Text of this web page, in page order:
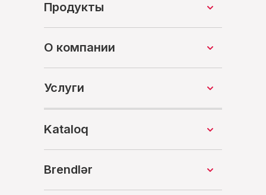
Продукты
О компании
Услуги
Kataloq
Brendlər